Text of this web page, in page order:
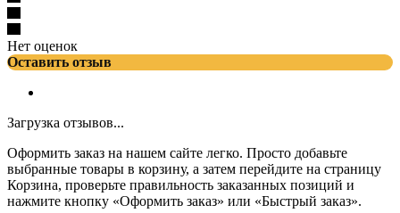
Нет оценок
Оставить отзыв
Загрузка отзывов...
Оформить заказ на нашем сайте легко. Просто добавьте
выбранные товары в корзину, а затем перейдите на страницу
Корзина, проверьте правильность заказанных позиций и
нажмите кнопку «Оформить заказ» или «Быстрый заказ».